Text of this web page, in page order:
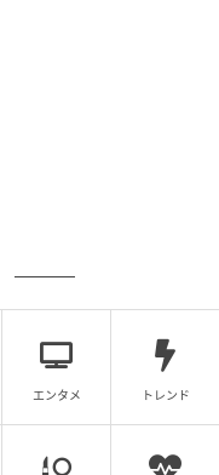
エンタメ トレンド